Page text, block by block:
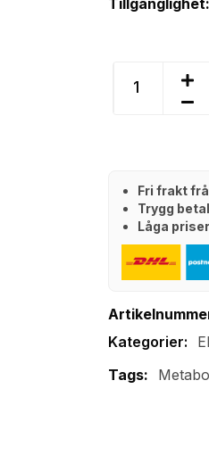
Fri frakt
Trygg
Låga priser
Tags:
Metabo